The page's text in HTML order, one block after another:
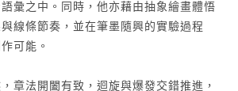
彙之中。同時，他亦藉由抽象繪畫體悟
線條節奏，並在筆墨隨興的實驗過程
可能。
章法開闔有致，迴旋與爆發交錯推進，